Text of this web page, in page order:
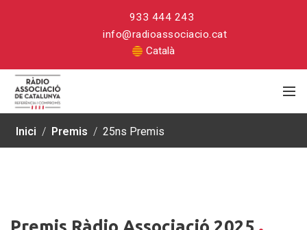
933 444 243
info@radioassociacio.cat
Català
Inici / Premis / 25ns Premis
Premis Ràdio Associació 2025